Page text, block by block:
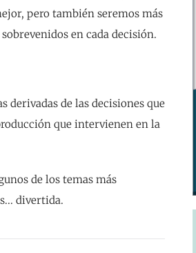
pero también seremos más
en cada decisión.
derivadas de las decisiones que
que intervienen en la
de los temas más
divertida.